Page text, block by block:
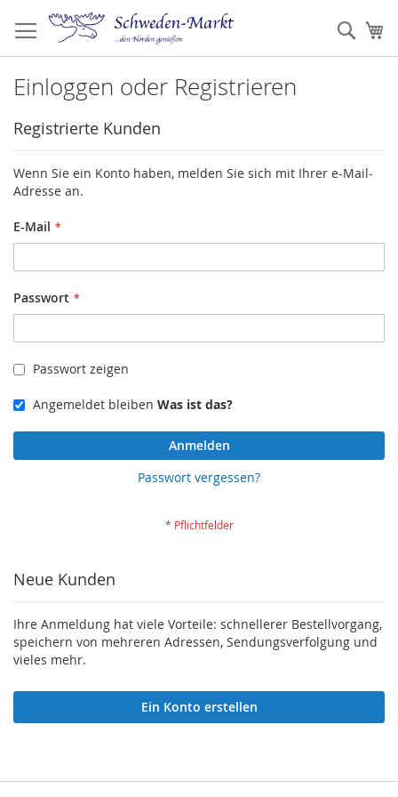
Inhalt
springen
Einloggen oder Registrieren
Registrierte Kunden
Wenn Sie ein Konto haben, melden Sie sich mit Ihrer e-Mail-
Adresse an.
E-Mail
Passwort
Passwort zeigen
Angemeldet bleiben Was ist das?
Anmelden
Passwort vergessen?
Neue Kunden
Ihre Anmeldung hat viele Vorteile: schnellerer Bestellvorgang,
speichern von mehreren Adressen, Sendungsverfolgung und
vieles mehr.
Ein Konto erstellen